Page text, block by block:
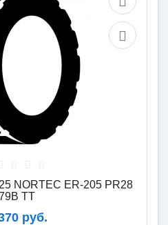
NORTEC ER-205 PR28
TT
руб.